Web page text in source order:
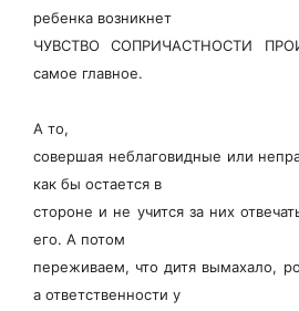
ребенка возникнет
ЧУВСТВО СОПРИЧАСТНОСТИ
самое главное.
А то,
совершая неблаговидные или
как бы остается в
стороне и не учится за них
его. А потом
переживаем, что дитя вымахало,
а ответственности у